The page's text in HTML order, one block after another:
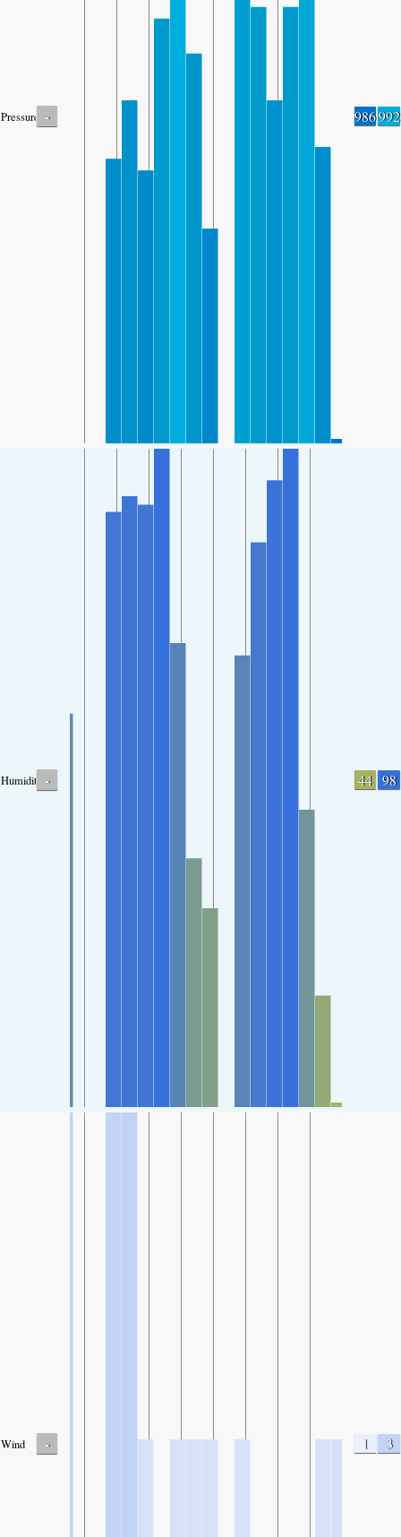
Pressure - 986992
Humidity - 44 98
Wind - 1 3